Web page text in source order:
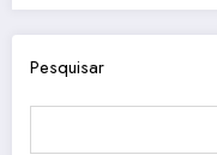
Pesquisar